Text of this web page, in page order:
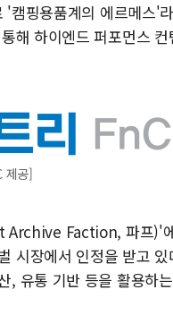
캠핑용품계의 에르메스'
해 하이엔드 퍼포먼스
제공]
Archive Faction, 파프)'
시장에서 인정을 받고
, 유통 기반 등을 활용하